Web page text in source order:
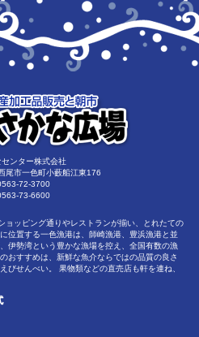
ンター株式会社
尾市一色町小藪船江東176
72-3700
73-6600
ョッピング通りやレストランが揃い、とれたての
位置する一色漁港は、師崎漁港、豊浜漁港と並
伊勢湾という豊かな漁場を控え、全国有数の漁
おすすめは、新鮮な魚介ならではの品質の良さ
びせんべい。 果物類などの直売店も軒を連ね、